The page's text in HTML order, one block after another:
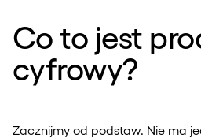
Co to jest
cyfrowy?
Zacznijmy od podstaw. Nie ma